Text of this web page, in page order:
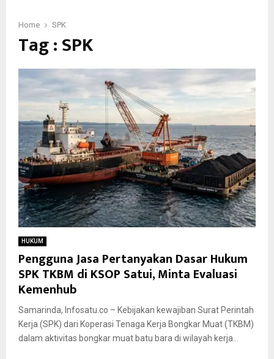
Home SPK
Tag : SPK
HUKUM
Pengguna Jasa Pertanyakan Dasar Hukum
SPK TKBM di KSOP Satui, Minta Evaluasi
Kemenhub
Samarinda, Infosatu.co – Kebijakan kewajiban Surat Perintah
Kerja (SPK) dari Koperasi Tenaga Kerja Bongkar Muat (TKBM)
dalam aktivitas bongkar muat batu bara di wilayah kerja...